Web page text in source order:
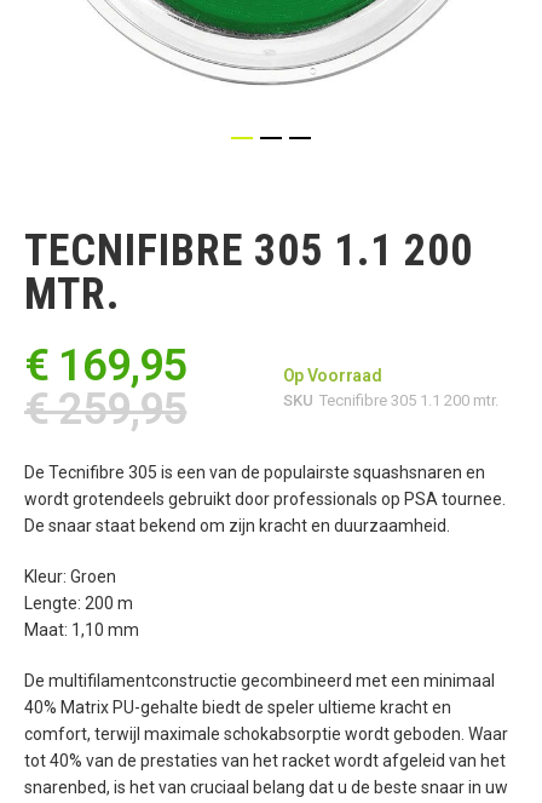
begin
van
de
afbeeldingen-
TECNIFIBRE 305 1.1 200
MTR.
€ 169,95
€ 259,95
Op Voorraad
SKU Tecnifibre 305 1.1 200 mtr.
De Tecnifibre 305 is een van de populairste squashsnaren en
wordt grotendeels gebruikt door professionals op PSA tournee.
De snaar staat bekend om zijn kracht en duurzaamheid.
Kleur: Groen
Lengte: 200 m
Maat: 1,10 mm
De multifilamentconstructie gecombineerd met een minimaal
40% Matrix PU-gehalte biedt de speler ultieme kracht en
comfort, terwijl maximale schokabsorptie wordt geboden. Waar
tot 40% van de prestaties van het racket wordt afgeleid van het
snarenbed, is het van cruciaal belang dat u de beste snaar in uw